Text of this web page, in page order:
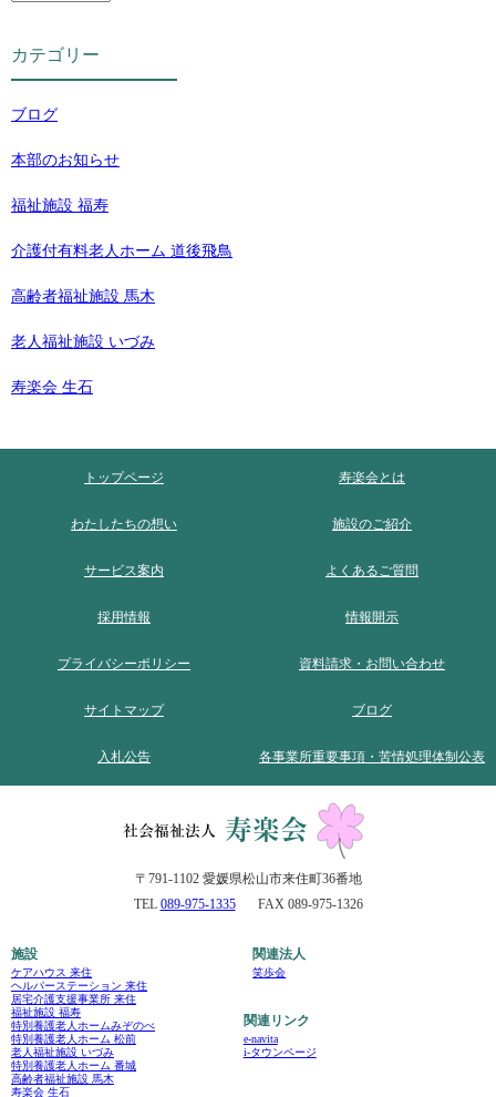
カテゴリー
ブログ
本部のお知らせ
福祉施設 福寿
介護付有料老人ホーム 道後飛鳥
高齢者福祉施設 馬木
老人福祉施設 いづみ
寿楽会 生石
トップページ 寿楽会とは
わたしたちの想い 施設のご紹介
サービス案内 よくあるご質問
採用情報 情報開示
プライバシーポリシー 資料請求・お問い合わせ
サイトマップ ブログ
入札公告 各事業所重要事項・苦情処理体制公表
〒791-1102 愛媛県松山市来住町36番地
TEL 089-975-1335 FAX 089-975-1326
施設
ケアハウス 来住
ヘルパーステーション 来住
居宅介護支援事業所 来住
福祉施設 福寿
特別養護老人ホームみぞのべ
特別養護老人ホーム 松前
老人福祉施設 いづみ
特別養護老人ホーム 番城
高齢者福祉施設 馬木
寿楽会 生石
関連法人
笑歩会
関連リンク
e-navita
i-タウンページ